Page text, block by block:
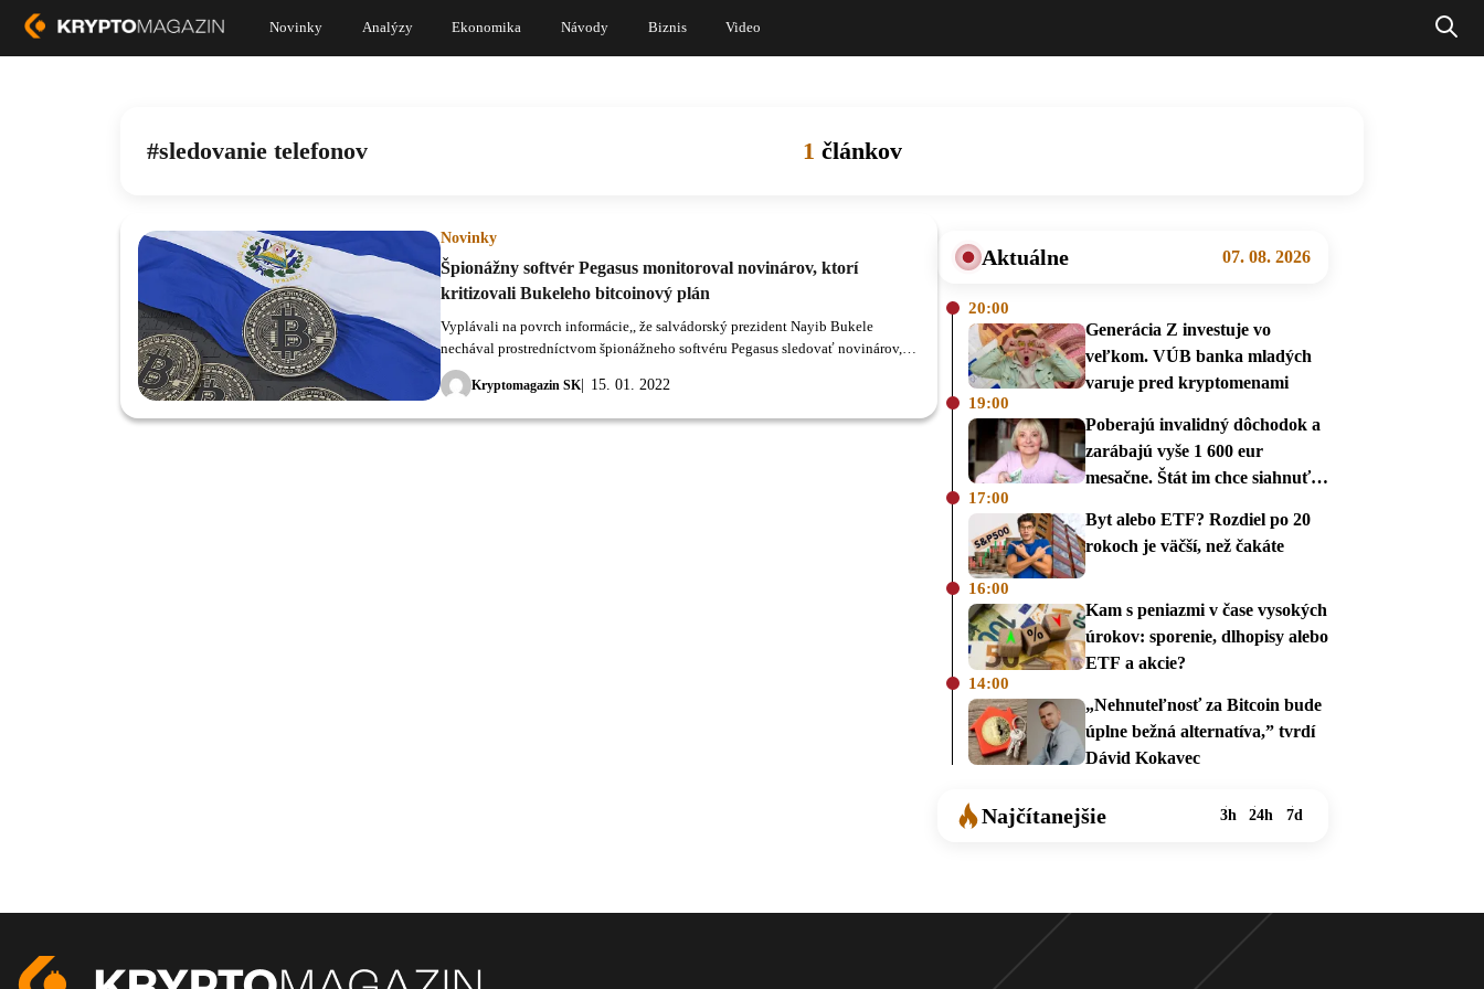
Novinky Analýzy Ekonomika Návody Biznis Video
sledovanie telefonov 1 článkov
Novinky
Špionážny softvér Pegasus monitoroval novinárov, ktorí
kritizovali Bukeleho bitcoinový plán
Kryptomagazin SK 15. 01. 2022
Vyplávali na povrch informácie,, že salvádorský prezident Nayib Bukele
nechával prostredníctvom špionážneho softvéru Pegasus sledovať novinárov,
ktorí ho kritizovali za jeho plány s Bitcoinom.
Aktuálne 07. 08. 2026
20:00
Generácia Z investuje vo
veľkom. VÚB banka mladých
varuje pred kryptomenami
19:00
Poberajú invalidný dôchodok a
zarábajú vyše 1 600 eur
mesačne. Štát im chce siahnuť
17:00
Byt alebo ETF? Rozdiel po 20
rokoch je väčší, než čakáte
16:00
Kam s peniazmi v čase vysokých
úrokov: sporenie, dlhopisy alebo
ETF a akcie?
14:00
„Nehnuteľnosť za Bitcoin bude
úplne bežná alternatíva,” tvrdí
Dávid Kokavec
Najčítanejšie 3h 24h 7d